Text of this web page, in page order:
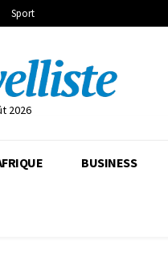
Sport
2026
BUSINESS